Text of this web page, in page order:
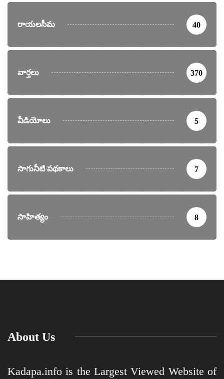
రాయలసీమ 40
వార్తలు 370
వీడియోలు 5
సాగునీటి పథకాలు 7
సాహిత్యం 8
About Us
Kadapa.info is the Largest Viewed Website of